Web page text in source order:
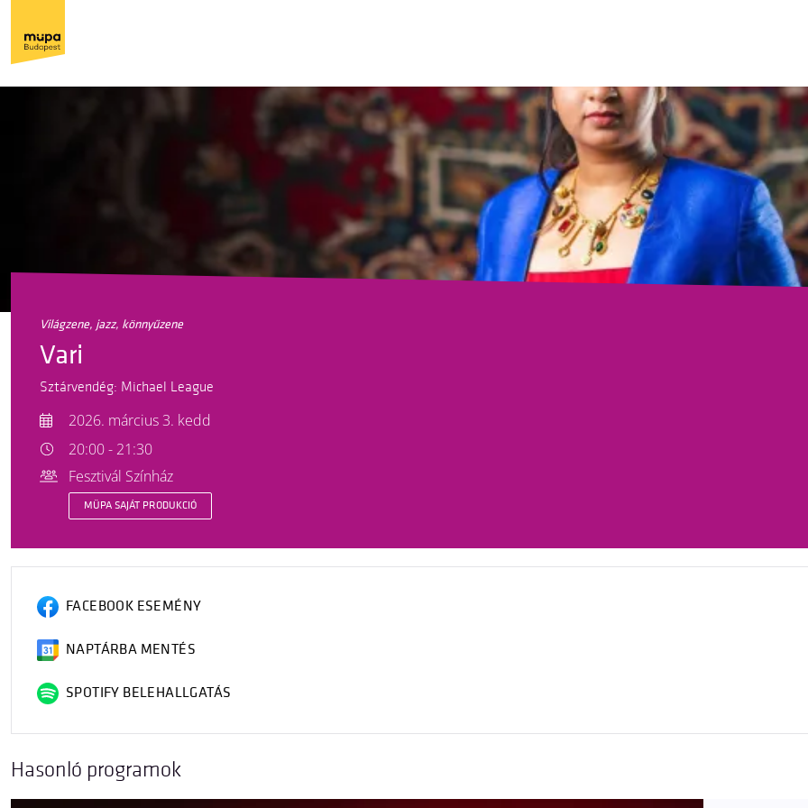
világzene, jazz, könnyűzene
Vari
Sztárvendég: Michael League
2026. március 3. kedd
20:00 - 21:30
Fesztivál Színház
MÜPA SAJÁT PRODUKCIÓ
FACEBOOK ESEMÉNY
NAPTÁRBA MENTÉS
SPOTIFY BELEHALLGATÁS
Hasonló programok